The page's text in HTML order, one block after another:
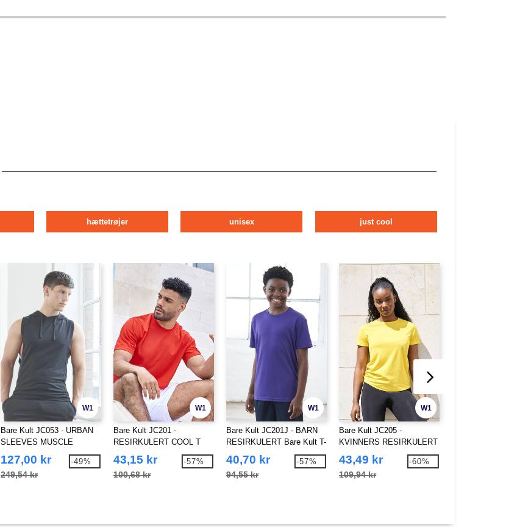
hættetrøjer unisex just cool
W1
Bare Kult JC053 - URBAN
SLEEVES MUSCLE
127,00 kr
249,54 kr
-49%
W1
Bare Kult JC201 -
RESIRKULERT COOL T
43,15 kr
100,68 kr
-57%
W1
Bare Kult JC201J - BARN
RESIRKULERT Bare Kult T-
SKJORTE
40,70 kr
94,55 kr
-57%
W1
Bare Kult JC205 -
KVINNERS RESIRKULERT
43,49 kr
109,94 kr
-60%